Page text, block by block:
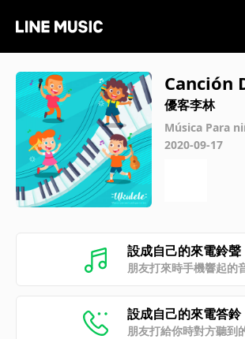
Canción
manuel
優客李林
Música Para
2020-09-17
設成自己的來電鈴聲
朋友打來時手機響起的
設成自己的來電答鈴
朋友打給你時對方聽到